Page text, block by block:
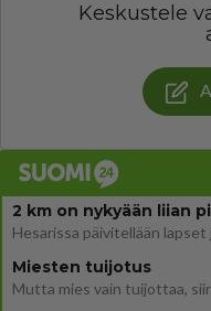
Keskustele
2 km on nykyään liian
Miesten tuijotus